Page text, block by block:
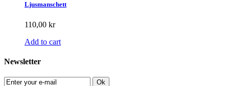
Ljusmanschett
110,00 kr
Add to cart
Newsletter
Ok